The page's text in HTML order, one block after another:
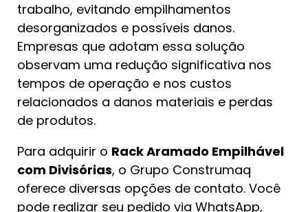
trabalho, evitando empilhamentos
desorganizados e possíveis danos.
Empresas que adotam essa solução
observam uma redução significativa nos
tempos de operação e nos custos
relacionados a danos materiais e perdas
de produtos.
Para adquirir o Rack Aramado Empilhável
com Divisórias, o Grupo Construmaq
oferece diversas opções de contato. Você
pode realizar seu pedido via WhatsApp,